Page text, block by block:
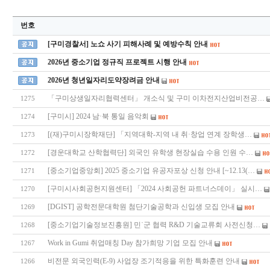
번호
[구미경찰서] 노쇼 사기 피해사례 및 예방수칙 안내
2026년 중소기업 정규직 프로젝트 시행 안내
2026년 청년일자리도약장려금 안내
1275 「구미상생일자리협력센터」 개소식 및 구미 이차전지산업비전공…
1274 [구미시] 2024 남·북 통일 음악회
1273 [(재)구미시장학재단] 「지역대학-지역 내 취·창업 연계 장학생…
1272 [경운대학교 산학협력단] 외국인 유학생 현장실습 수용 인원 수…
1271 [중소기업중앙회] 2025 중소기업 유공자포상 신청 안내 [~12.13(…
1270 [구미시사회공헌지원센터] 「2024 사회공헌 파트너스데이」 실시…
1269 [DGIST] 공학전문대학원 첨단기술공학과 신입생 모집 안내
1268 [중소기업기술정보진흥원] 민˙군 협력 R&D 기술교류회 사전신청…
1267 Work in Gumi 취업매칭 Day 참가희망 기업 모집 안내
1266 비전문 외국인력(E-9) 사업장 조기적응을 위한 특화훈련 안내